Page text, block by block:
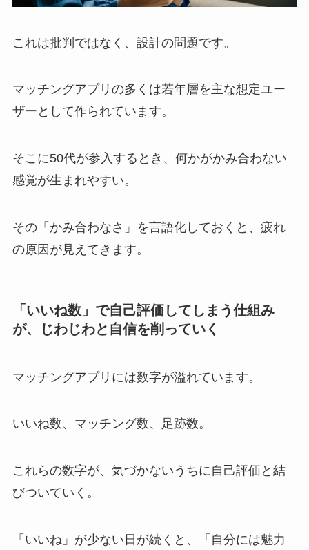
これは批判ではなく、設計の問題です。
マッチングアプリの多くは若年層を主な想定ユー
ザーとして作られています。
そこに50代が参入するとき、何かがかみ合わない
感覚が生まれやすい。
その「かみ合わなさ」を言語化しておくと、疲れ
の原因が見えてきます。
「いいね数」で自己評価してしまう仕組み
が、じわじわと自信を削っていく
マッチングアプリには数字が溢れています。
いいね数、マッチング数、足跡数。
これらの数字が、気づかないうちに自己評価と結
びついていく。
「いいね」が少ない日が続くと、「自分には魅力